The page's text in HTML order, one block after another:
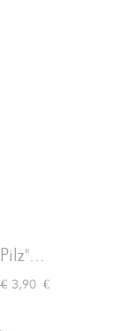
Preis
3,90 €